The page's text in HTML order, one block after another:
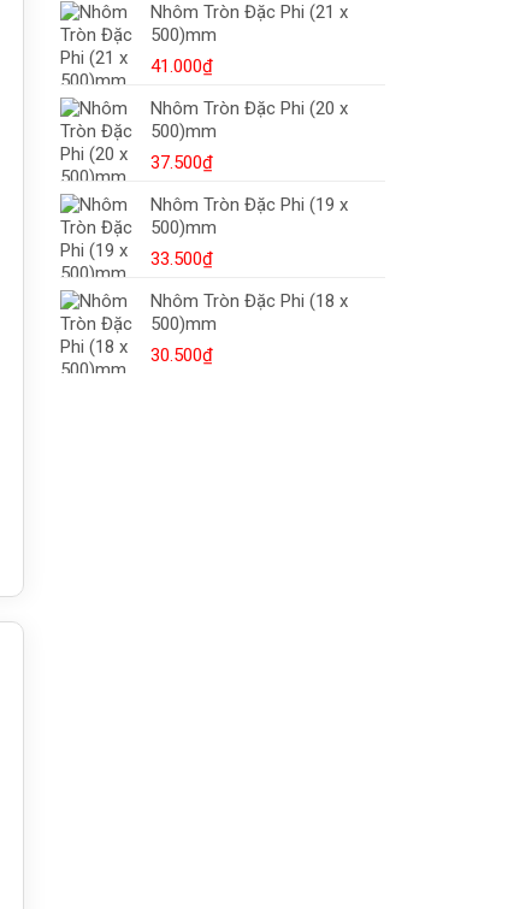
Dập
Đâu?
Nhôm Tròn Đặc Phi (21 x
500)mm
41.000₫
Nhôm Tròn Đặc Phi (20 x
500)mm
37.500₫
Nhôm Tròn Đặc Phi (19 x
500)mm
33.500₫
Nhôm Tròn Đặc Phi (18 x
500)mm
30.500₫